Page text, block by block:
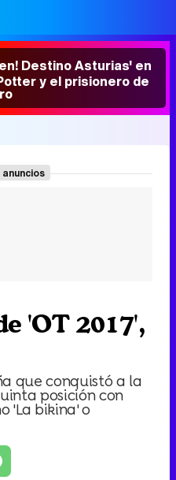
Destino Asturias' en
y el prisionero de
'OT 2017',
que conquistó a la
posición con
'La bikina' o